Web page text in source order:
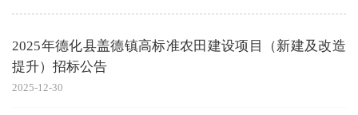
2025年德化县盖德镇高标准农田建设项目（新建及改造
提升）招标公告
2025-12-30